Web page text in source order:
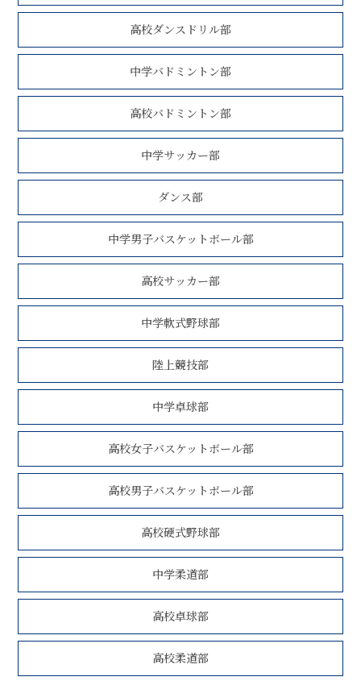
高校ダンスドリル部
中学バドミントン部
高校バドミントン部
中学サッカー部
ダンス部
中学男子バスケットボール部
高校サッカー部
中学軟式野球部
陸上競技部
中学卓球部
高校女子バスケットボール部
高校男子バスケットボール部
高校硬式野球部
中学柔道部
高校卓球部
高校柔道部